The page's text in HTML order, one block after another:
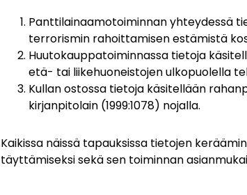
Panttilainaamotoiminnan yhteydessä
terrorismin rahoittamisen estämistä
Huutokauppatoiminnassa tietoja
etä- tai liikehuoneistojen ulkopuolella
Kullan ostossa tietoja käsitellään
kirjanpitolain (1999:1078) nojalla.
Kaikissa näissä tapauksissa tietojen
täyttämiseksi sekä sen toiminnan